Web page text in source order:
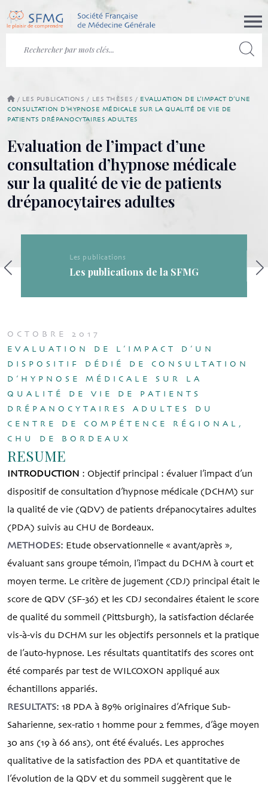
/ LES PUBLICATIONS / LES THÈSES / EVALUATION DE L’IMPACT D’UNE
CONSULTATION D’HYPNOSE MÉDICALE SUR LA QUALITÉ DE VIE DE
PATIENTS DRÉPANOCYTAIRES ADULTES
Evaluation de l’impact d’une
consultation d’hypnose médicale
sur la qualité de vie de patients
drépanocytaires adultes
Les publications
Les publications de la SFMG
OCTOBRE 2017
EVALUATION DE L’IMPACT D’UN
DISPOSITIF DÉDIÉ DE CONSULTATION
D’HYPNOSE MÉDICALE SUR LA
QUALITÉ DE VIE DE PATIENTS
DRÉPANOCYTAIRES ADULTES DU
CENTRE DE COMPÉTENCE RÉGIONAL,
CHU DE BORDEAUX
RESUME
INTRODUCTION : Objectif principal : évaluer l’impact d’un
dispositif de consultation d’hypnose médicale (DCHM) sur
la qualité de vie (QDV) de patients drépanocytaires adultes
(PDA) suivis au CHU de Bordeaux.
METHODES: Etude observationnelle « avant/après »,
évaluant sans groupe témoin, l’impact du DCHM à court et
moyen terme. Le critère de jugement (CDJ) principal était le
score de QDV (SF-36) et les CDJ secondaires étaient le score
de qualité du sommeil (Pittsburgh), la satisfaction déclarée
vis-à-vis du DCHM sur les objectifs personnels et la pratique
de l’auto-hypnose. Les résultats quantitatifs des scores ont
été comparés par test de WILCOXON appliqué aux
échantillons appariés.
RESULTATS: 18 PDA à 89% originaires d’Afrique Sub-
Saharienne, sex-ratio 1 homme pour 2 femmes, d’âge moyen
30 ans (19 à 66 ans), ont été évalués. Les approches
qualitative de la satisfaction des PDA et quantitative de
l’évolution de la QDV et du sommeil suggèrent que le